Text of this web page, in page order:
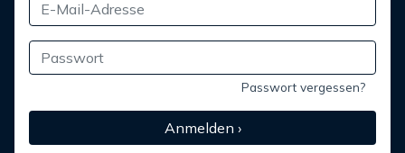
Passwort vergessen?
Anmelden ›